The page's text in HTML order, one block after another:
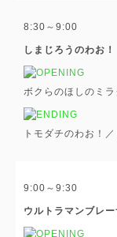
8:30～9:00
しまじろうのわお！
ボクらのほしのミ
トモダチのわお！
9:00～9:30
ウルトラマンブレー